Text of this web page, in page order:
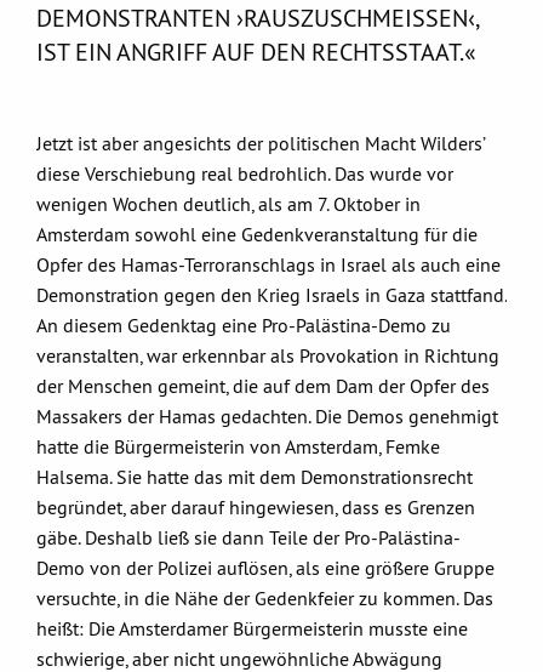
DEMONSTRANTEN ›RAUSZUSCHMEISSEN‹,
IST EIN ANGRIFF AUF DEN RECHTSSTAAT.«
Jetzt ist aber angesichts der politischen Macht Wilders’
diese Verschiebung real bedrohlich. Das wurde vor
wenigen Wochen deutlich, als am 7. Oktober in
Amsterdam sowohl eine Gedenkveranstaltung für die
Opfer des Hamas-Terroranschlags in Israel als auch eine
Demonstration gegen den Krieg Israels in Gaza stattfand.
An diesem Gedenktag eine Pro-Palästina-Demo zu
veranstalten, war erkennbar als Provokation in Richtung
der Menschen gemeint, die auf dem Dam der Opfer des
Massakers der Hamas gedachten. Die Demos genehmigt
hatte die Bürgermeisterin von Amsterdam, Femke
Halsema. Sie hatte das mit dem Demonstrationsrecht
begründet, aber darauf hingewiesen, dass es Grenzen
gäbe. Deshalb ließ sie dann Teile der Pro-Palästina-
Demo von der Polizei auflösen, als eine größere Gruppe
versuchte, in die Nähe der Gedenkfeier zu kommen. Das
heißt: Die Amsterdamer Bürgermeisterin musste eine
schwierige, aber nicht ungewöhnliche Abwägung